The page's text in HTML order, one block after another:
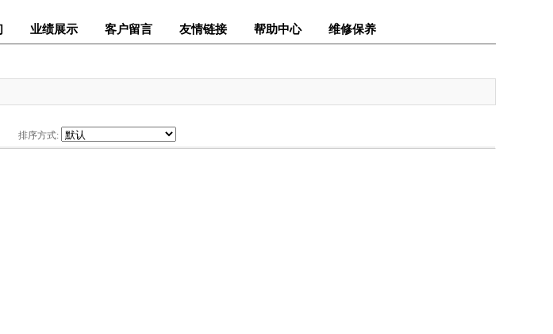
业绩展示 客户留言 友情链接 帮助中心 维修保养
排序方式: